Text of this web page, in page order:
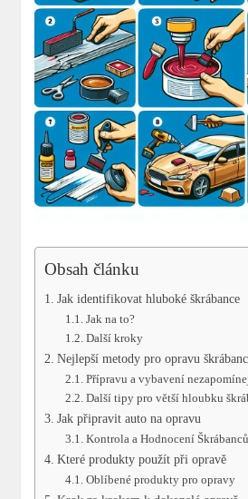
Obsah článku
Jak identifikovat hluboké škrábance
Jak na to?
Další kroky
Nejlepší metody pro opravu
Přípravu a vybavení
Další⁢ tipy pro větší hloubku
Jak připravit auto na opravu
Kontrola a ⁣Hodnocení Škrábanců
Které produkty použít při opravě
Oblíbené produkty pro ⁤opravy